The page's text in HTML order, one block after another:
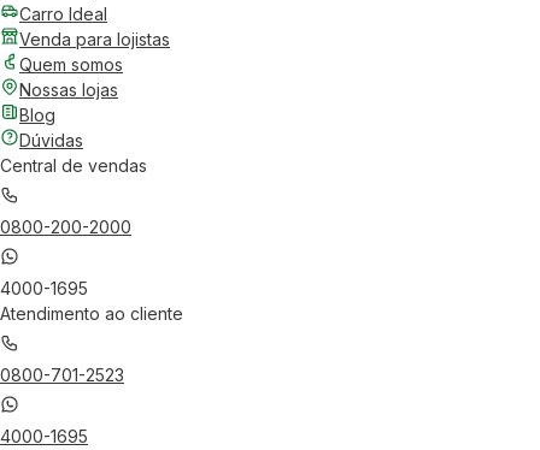
Carro Ideal
Venda para lojistas
Quem somos
Nossas lojas
Blog
Dúvidas
Central de vendas
0800-200-2000
4000-1695
Atendimento ao cliente
0800-701-2523
4000-1695